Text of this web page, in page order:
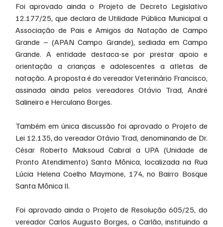
Foi aprovado ainda o Projeto de Decreto Legislativo
12.177/25, que declara de Utilidade Pública Municipal a
Associação de Pais e Amigos da Natação de Campo
Grande – (APAN Campo Grande), sediada em Campo
Grande. A entidade destaca-se por prestar apoio e
orientação a crianças e adolescentes a atletas de
natação. A proposta é do vereador Veterinário Francisco,
assinada ainda pelos vereadores Otávio Trad, André
Salineiro e Herculano Borges.
Também em única discussão foi aprovado o Projeto de
Lei 12.135, do vereador Otávio Trad, denominando de Dr.
César Roberto Maksoud Cabral a UPA (Unidade de
Pronto Atendimento) Santa Mônica, localizada na Rua
Lúcia Helena Coelho Maymone, 174, no Bairro Bosque
Santa Mônica II.
Foi aprovado ainda o Projeto de Resolução 605/25, do
vereador Carlos Augusto Borges, o Carlão, instituindo a